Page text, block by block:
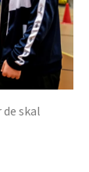
skal